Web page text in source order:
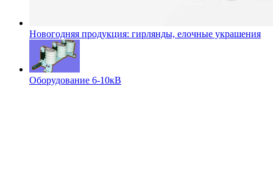
Новогодняя продукция: гирлянды, елочные украшения
Оборудование 6-10кВ